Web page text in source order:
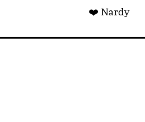
❤️ Nardy